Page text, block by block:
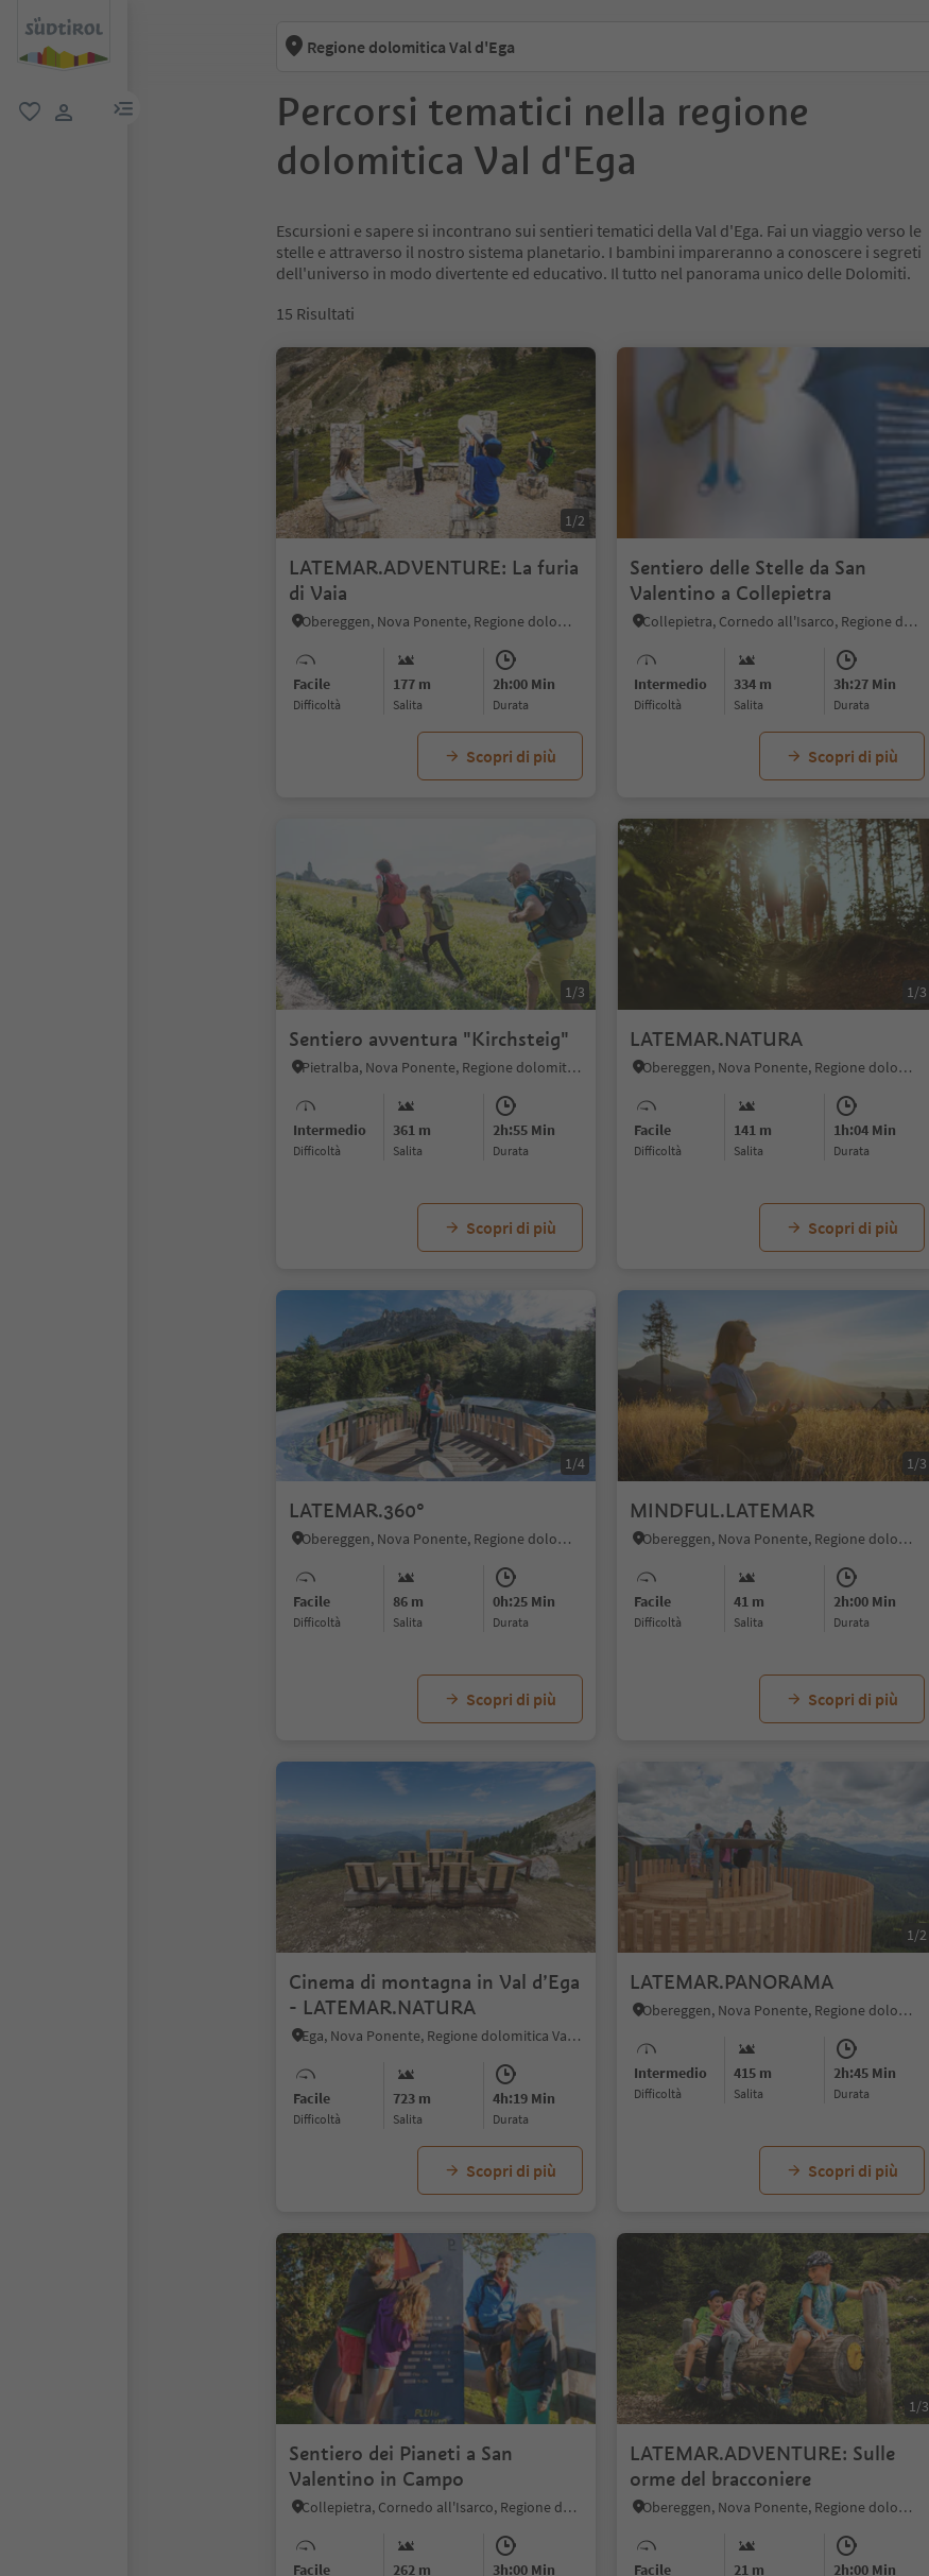
menu link
Regione dolomitica Val d'Ega
Percorsi tematici nella regione
dolomitica Val d'Ega
Escursioni e sapere si incontrano sui sentieri tematici della Val d'Ega. Fai un viaggio verso le
stelle e attraverso il nostro sistema planetario. I bambini impareranno a conoscere i segreti
dell'universo in modo divertente ed educativo. Il tutto nel panorama unico delle Dolomiti.
15 Risultati
1/2
LATEMAR.ADVENTURE: La furia
di Vaia
Obereggen, Nova Ponente, Regione dolomitica Val d'Ega
Facile
Difficoltà
177 m
Salita
2h:00 Min
durata
Scopri di più
Sentiero delle Stelle da San
Valentino a Collepietra
Collepietra, Cornedo all'Isarco, Regione dolomitica Val d'Ega
Intermedio
Difficoltà
334 m
Salita
3h:27 Min
durata
Scopri di più
1/3
Sentiero avventura "Kirchsteig"
Pietralba, Nova Ponente, Regione dolomitica Val d'Ega
Intermedio
Difficoltà
361 m
Salita
2h:55 Min
durata
Scopri di più
1/3
LATEMAR.NATURA
Obereggen, Nova Ponente, Regione dolomitica Val d'Ega
Facile
Difficoltà
141 m
Salita
1h:04 Min
durata
Scopri di più
1/4
LATEMAR.360°
Obereggen, Nova Ponente, Regione dolomitica Val d'Ega
Facile
Difficoltà
86 m
Salita
0h:25 Min
durata
Scopri di più
1/3
MINDFUL.LATEMAR
Obereggen, Nova Ponente, Regione dolomitica Val d'Ega
Facile
Difficoltà
41 m
Salita
2h:00 Min
durata
Scopri di più
Cinema di montagna in Val d’Ega
- LATEMAR.NATURA
Ega, Nova Ponente, Regione dolomitica Val d'Ega
Facile
Difficoltà
723 m
Salita
4h:19 Min
durata
Scopri di più
1/2
LATEMAR.PANORAMA
Obereggen, Nova Ponente, Regione dolomitica Val d'Ega
Intermedio
Difficoltà
415 m
Salita
2h:45 Min
durata
Scopri di più
1/5
Sentiero dei Pianeti a San
Valentino in Campo
Collepietra, Cornedo all'Isarco, Regione dolomitica Val d'Ega
Facile 262 m 3h:00 Min
1/3
LATEMAR.ADVENTURE: Sulle
orme del bracconiere
Obereggen, Nova Ponente, Regione dolomitica Val d'Ega
Facile 21 m 2h:00 Min